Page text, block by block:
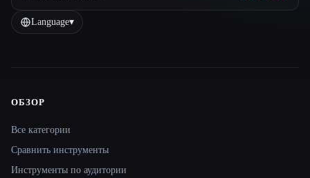
Language▾
Site navigation
ОБЗОР
Все категории
Сравнить инструменты
Инструменты по аудитории